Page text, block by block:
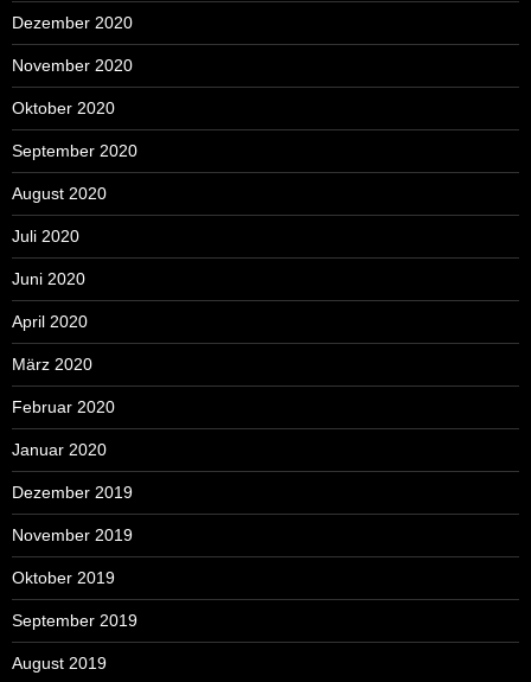
Dezember 2020
November 2020
Oktober 2020
September 2020
August 2020
Juli 2020
Juni 2020
April 2020
März 2020
Februar 2020
Januar 2020
Dezember 2019
November 2019
Oktober 2019
September 2019
August 2019